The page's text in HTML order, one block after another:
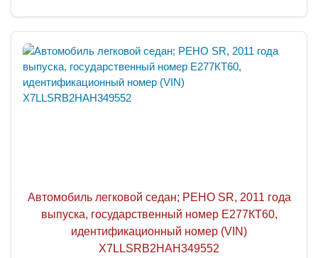
Автомобиль легковой седан; РЕНО SR, 2011 года
выпуска, государственный номер Е277КТ60,
идентификационный номер (VIN)
Х7LLSRB2HAH349552